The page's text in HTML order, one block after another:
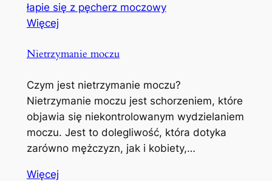
Więcej
Nietrzymanie moczu
Czym jest nietrzymanie moczu?
Nietrzymanie moczu jest schorzeniem, które
objawia się niekontrolowanym wydzielaniem
moczu. Jest to dolegliwość, która dotyka
zarówno mężczyzn, jak i kobiety,…
Więcej